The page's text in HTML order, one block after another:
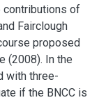
contributions of
Fairclough
proposed
(2008). In the
with three-
if the BNCC is